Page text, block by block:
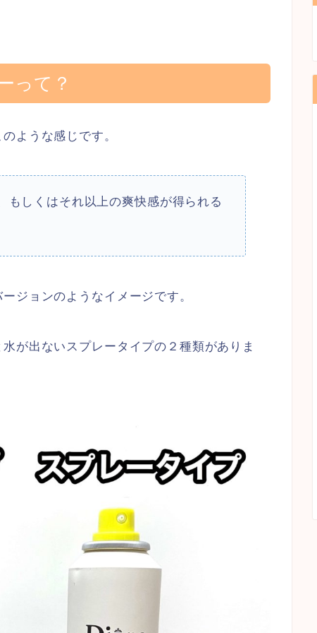
って？
ような感じです。
もしくはそれ以上の爽快感が得られる
ジョンのようなイメージです。
が出ないスプレータイプの２種類がありま